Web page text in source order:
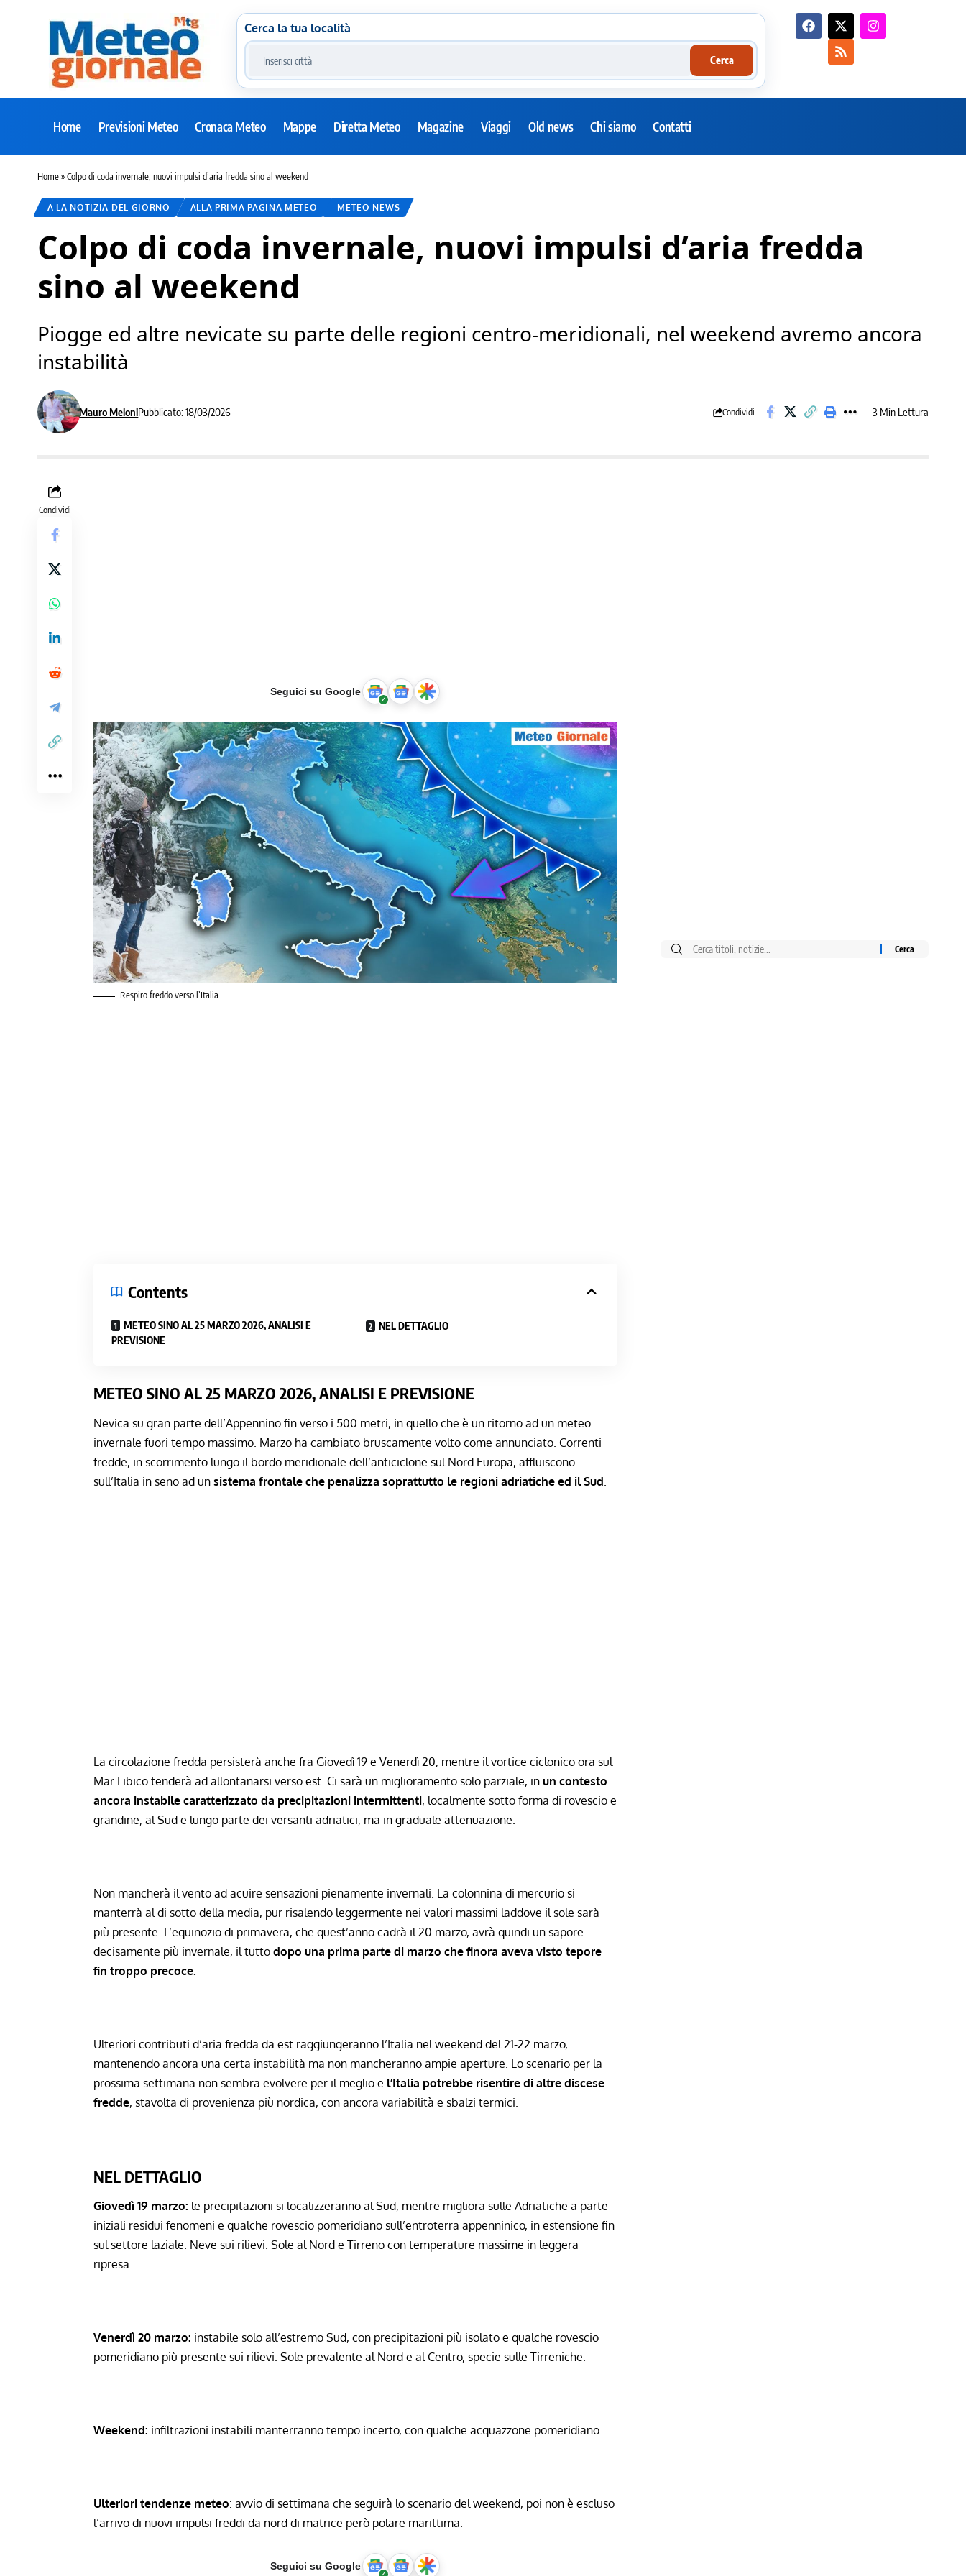
Cerca la tua località
Cerca
Home Previsioni Meteo Cronaca Meteo Mappe Diretta Meteo Magazine Viaggi Old news Chi siamo Contatti
Home»Colpo di coda invernale, nuovi impulsi d’aria fredda sino al weekend
A LA NOTIZIA DEL GIORNO ALLA PRIMA PAGINA METEO METEO NEWS
Colpo di coda invernale, nuovi impulsi d’aria fredda
sino al weekend
Piogge ed altre nevicate su parte delle regioni centro-meridionali, nel weekend avremo ancora
instabilità
Mauro MeloniPubblicato: 18/03/2026 Condividi 3 Min Lettura
Condividi
Seguici su Google
Respiro freddo verso l’Italia
Contents
METEO SINO AL 25 MARZO 2026, ANALISI E
PREVISIONE
NEL DETTAGLIO
METEO SINO AL 25 MARZO 2026, ANALISI E PREVISIONE
Nevica su gran parte dell’Appennino fin verso i 500 metri, in quello che è un ritorno ad un meteo
invernale fuori tempo massimo. Marzo ha cambiato bruscamente volto come annunciato. Correnti
fredde, in scorrimento lungo il bordo meridionale dell’anticiclone sul Nord Europa, affluiscono
sull’Italia in seno ad un sistema frontale che penalizza soprattutto le regioni adriatiche ed il Sud
La circolazione fredda persisterà anche fra Giovedì 19 e Venerdì 20, mentre il vortice ciclonico ora sul
Mar Libico tenderà ad allontanarsi verso est. Ci sarà un miglioramento solo parziale, in un contesto
ancora instabile caratterizzato da precipitazioni intermittenti, localmente sotto forma di rovescio e
grandine, al Sud e lungo parte dei versanti adriatici, ma in graduale attenuazione.
Non mancherà il vento ad acuire sensazioni pienamente invernali. La colonnina di mercurio si
manterrà al di sotto della media, pur risalendo leggermente nei valori massimi laddove il sole sarà
più presente. L’equinozio di primavera, che quest’anno cadrà il 20 marzo, avrà quindi un sapore
decisamente più invernale, il tutto dopo una prima parte di marzo che finora aveva visto tepore
fin troppo precoce.
Ulteriori contributi d’aria fredda da est raggiungeranno l’Italia nel weekend del 21-22 marzo,
mantenendo ancora una certa instabilità ma non mancheranno ampie aperture. Lo scenario per la
prossima settimana non sembra evolvere per il meglio e l’Italia potrebbe risentire di altre discese
fredde, stavolta di provenienza più nordica, con ancora variabilità e sbalzi termici.
NEL DETTAGLIO
Giovedì 19 marzo: le precipitazioni si localizzeranno al Sud, mentre migliora sulle Adriatiche a parte
iniziali residui fenomeni e qualche rovescio pomeridiano sull’entroterra appenninico, in estensione fin
sul settore laziale. Neve sui rilievi. Sole al Nord e Tirreno con temperature massime in leggera
ripresa.
Venerdì 20 marzo: instabile solo all’estremo Sud, con precipitazioni più isolato e qualche rovescio
pomeridiano più presente sui rilievi. Sole prevalente al Nord e al Centro, specie sulle Tirreniche.
Weekend: infiltrazioni instabili manterranno tempo incerto, con qualche acquazzone pomeridiano.
Ulteriori tendenze meteo: avvio di settimana che seguirà lo scenario del weekend, poi non è escluso
l’arrivo di nuovi impulsi freddi da nord di matrice però polare marittima.
Seguici su Google